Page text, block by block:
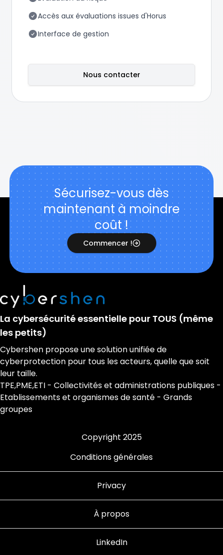
Accès aux évaluations issues d'Horus
Interface de gestion
Nous contacter
Sécurisez-vous dès
maintenant à moindre
coût !
Commencer !
La cybersécurité essentielle pour TOUS (même
les petits)
Cybershen propose une solution unifiée de
cyberprotection pour tous les acteurs, quelle que soit
leur taille.
TPE,PME,ETI - Collectivités et administrations publiques -
Etablissements et organismes de santé - Grands
groupes
Copyright 2025
Conditions générales
Privacy
À propos
LinkedIn